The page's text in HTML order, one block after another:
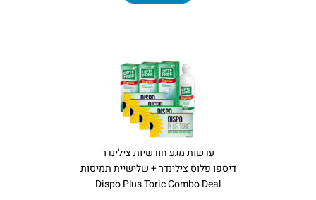
עדשות מגע חודשיות צילינדר
דיספו פלוס צילינדר + שלישיית תמיסות
Dispo Plus Toric Combo Deal